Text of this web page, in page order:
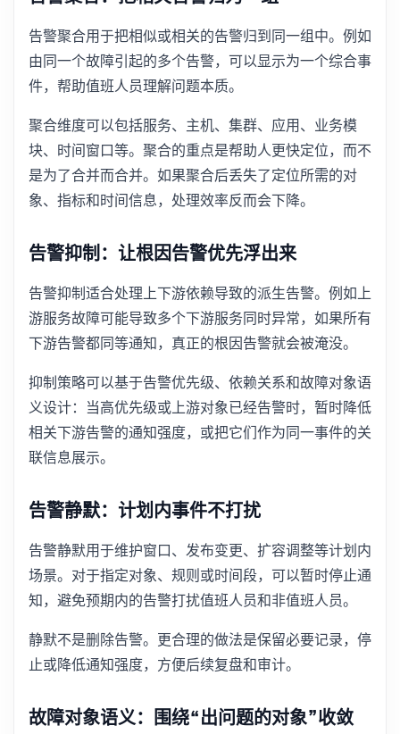
告警聚合用于把相似或相关的告警归到同一组中。例如
由同一个故障引起的多个告警，可以显示为一个综合事
件，帮助值班人员理解问题本质。
聚合维度可以包括服务、主机、集群、应用、业务模
块、时间窗口等。聚合的重点是帮助人更快定位，而不
是为了合并而合并。如果聚合后丢失了定位所需的对
象、指标和时间信息，处理效率反而会下降。
告警抑制：让根因告警优先浮出来
告警抑制适合处理上下游依赖导致的派生告警。例如上
游服务故障可能导致多个下游服务同时异常，如果所有
下游告警都同等通知，真正的根因告警就会被淹没。
抑制策略可以基于告警优先级、依赖关系和故障对象语
义设计：当高优先级或上游对象已经告警时，暂时降低
相关下游告警的通知强度，或把它们作为同一事件的关
联信息展示。
告警静默：计划内事件不打扰
告警静默用于维护窗口、发布变更、扩容调整等计划内
场景。对于指定对象、规则或时间段，可以暂时停止通
知，避免预期内的告警打扰值班人员和非值班人员。
静默不是删除告警。更合理的做法是保留必要记录，停
止或降低通知强度，方便后续复盘和审计。
故障对象语义：围绕“出问题的对象”收敛